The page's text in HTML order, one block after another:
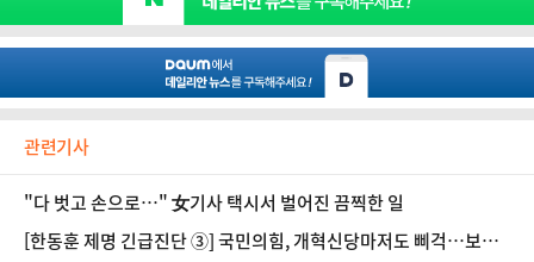
관련기사
"다 벗고 손으로…" 女기사 택시서 벌어진 끔찍한 일
[한동훈 제명 긴급진단 ③] 국민의힘, 개혁신당마저도 삐걱…보수